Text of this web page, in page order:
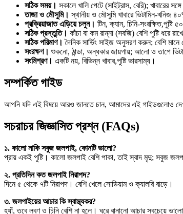
সঠিক সময়। সকালে খালি পেটে (সাইট্রাস, বেরি); খাবারের
তাজা ও মৌসুমি। স্থানীয় ও মৌসুমি খাবারে ভিটামিন-খনিজ
প্রক্রিয়াজাত এড়িয়ে চলুন। টিন, ক্যান, চিনি-সংরক্ষিত,পুষ্টি
সঠিক প্রস্তুতি। কাঁচা বা কম রান্না (সবজি) বেশি পুষ্টি ধরে
সঠিক পরিমাণ। দৈনিক সার্ভিং সাইজ অনুসরণ করুন; বেশি মানে
সংরক্ষণ। শুকনো, ঠান্ডা, অন্ধকার জায়গায়; আলো ও তাপে
সংমিশ্রণ। একটি নয়, বিভিন্ন খাবার,পুষ্টি ভারসাম্য।
সম্পর্কিত গাইড
আপনি যদি এই বিষয়ে আরও জানতে চান, আমাদের এই গাইডগুলোও
সচরাচর জিজ্ঞাসিত প্রশ্ন (FAQs)
১. কালো নাকি সবুজ জলপাই, কোনটি ভালো?
প্রায় একই পুষ্টি। কালো জলপাই বেশি পাকা, তাই স্বাদ মৃদু; সবুজ
২. প্রতিদিন কত জলপাই নিরাপদ?
দিনে ৫ থেকে ৭টি নিরাপদ। বেশি খেলে সোডিয়াম ও ক্যালরি বাড়ে।
৩. জলপাইয়ের আচার কি স্বাস্থ্যকর?
হ্যাঁ, তবে লবণ ও চিনি বেশি না হলে। ঘরে বানানো আচার সবচেয়ে